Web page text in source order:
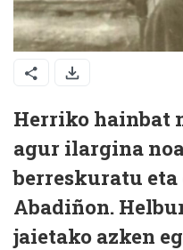
Herriko hainbat
agur ilargina
berreskuratu
Abadiñon.
jaietako azken